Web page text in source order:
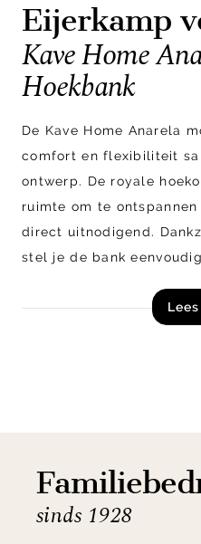
Eijerkamp
Kave Home
Hoekbank
De Kave Home Anarela
comfort en flexibiliteit
ontwerp. De royale
ruimte om te
direct uitnodigend.
stel je de bank
interieurstijlen. De
wordt in losse
schroeven en beslag
sinds 1928